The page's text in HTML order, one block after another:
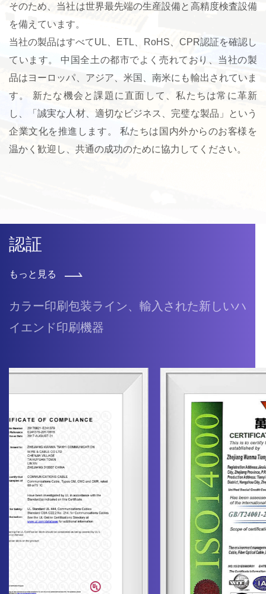
そのため、当社は世界最先端の生産設備と高精度検査設備
を備えています。
当社の製品はすべてUL、ETL、RoHS、CPR認証を確認し
ています。 中国全土の都市でよく売れており、当社の製
品はヨーロッパ、アジア、米国、南米にも輸出されていま
す。 新たな機会と課題に直面して、私たちは常に革新
し、「誠実な人材、適切なビジネス、完璧な製品」という
企業文化を推進します。 私たちは国内外からのお客様を
温かく歓迎し、共通の成功のために協力してください。
認証
もっと見る
カラー印刷包装ライン、輸入された新しいハ
イエンド印刷機器